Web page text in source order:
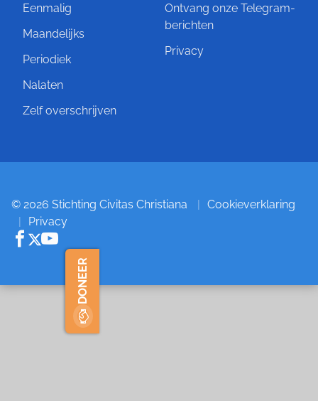
Eenmalig
Maandelijks
Periodiek
Nalaten
Zelf overschrijven
Ontvang onze Telegram-
berichten
Privacy
© 2026 Stichting Civitas Christiana
Cookieverklaring
Privacy
DONEER